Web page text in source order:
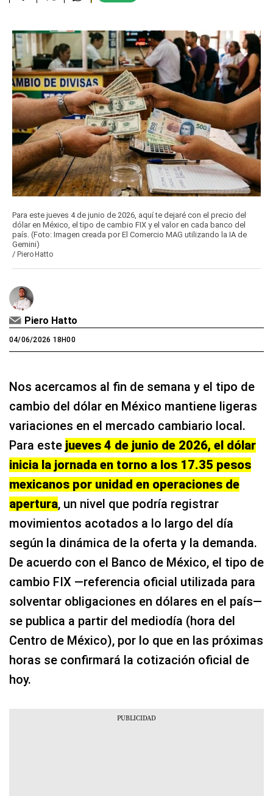
Para este jueves 4 de junio de 2026, aquí te dejaré con el precio del
dólar en México, el tipo de cambio FIX y el valor en cada banco del
país. (Foto: Imagen creada por El Comercio MAG utilizando la IA de
Gemini)
/ Piero Hatto
Piero Hatto
04/06/2026 18H00
Nos acercamos al fin de semana y el tipo de
cambio del dólar en México mantiene ligeras
variaciones en el mercado cambiario local.
Para este jueves 4 de junio de 2026, el dólar
inicia la jornada en torno a los 17.35 pesos
mexicanos por unidad en operaciones de
apertura, un nivel que podría registrar
movimientos acotados a lo largo del día
según la dinámica de la oferta y la demanda.
De acuerdo con el Banco de México, el tipo de
cambio FIX —referencia oficial utilizada para
solventar obligaciones en dólares en el país—
se publica a partir del mediodía (hora del
Centro de México), por lo que en las próximas
horas se confirmará la cotización oficial de
hoy.